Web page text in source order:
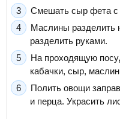
Смешать сыр фета с
Маслины разделить
разделить руками.
На проходящую
кабачки, сыр,
Полить овощи
и перца. Украсить